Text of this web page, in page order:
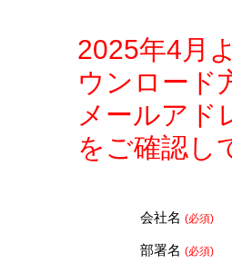
2025年4月
ウンロード
メールアド
をご確認し
会社名 (必須)
部署名 (必須)